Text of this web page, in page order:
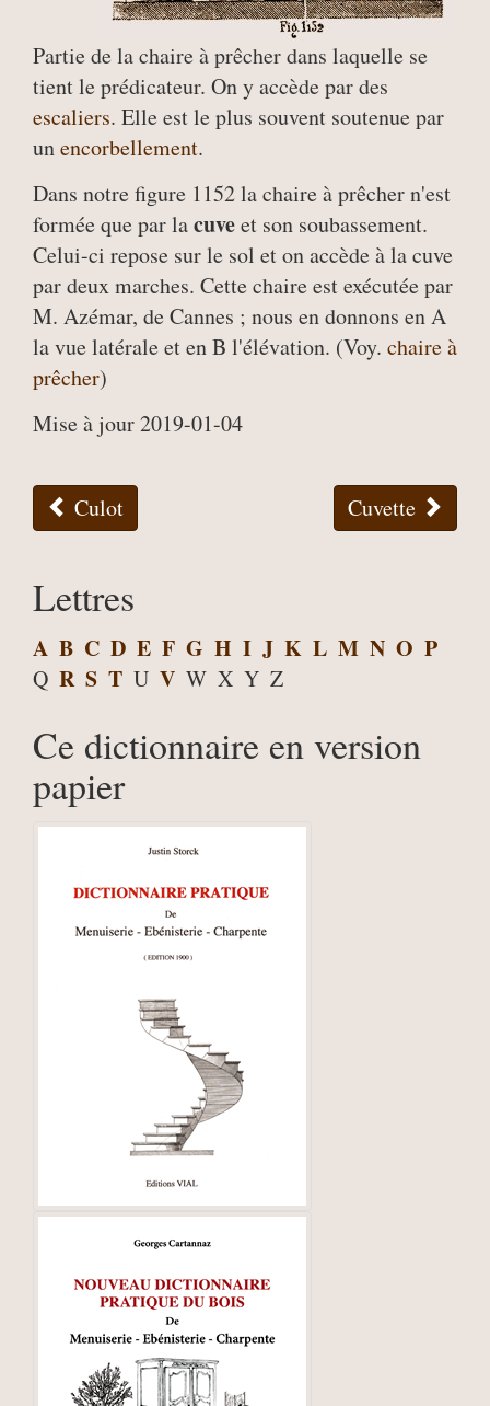
Partie de la chaire à prêcher dans laquelle se
tient le prédicateur. On y accède par des
escaliers. Elle est le plus souvent soutenue par
unencorbellement.
Dans notre figure 1152 la chaire à prêcher n'est
formée que par lacuveet son soubassement.
Celui-ci repose sur le sol et on accède à la cuve
par deux marches. Cette chaire est exécutée par
M. Azémar, de Cannes ; nous en donnons en A
la vue latérale et en B l'élévation. (Voy. chaire à
prêcher)
Mise à jour 2019-01-04
Culot Cuvette
Lettres
A B C D E F G H I J K L M N O P
Q R S T U V W X Y Z
Ce dictionnaire en version
papier